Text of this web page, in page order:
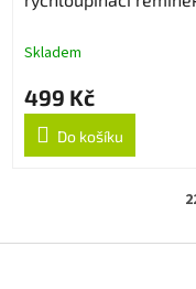
Skladem
499 Kč
Do košíku